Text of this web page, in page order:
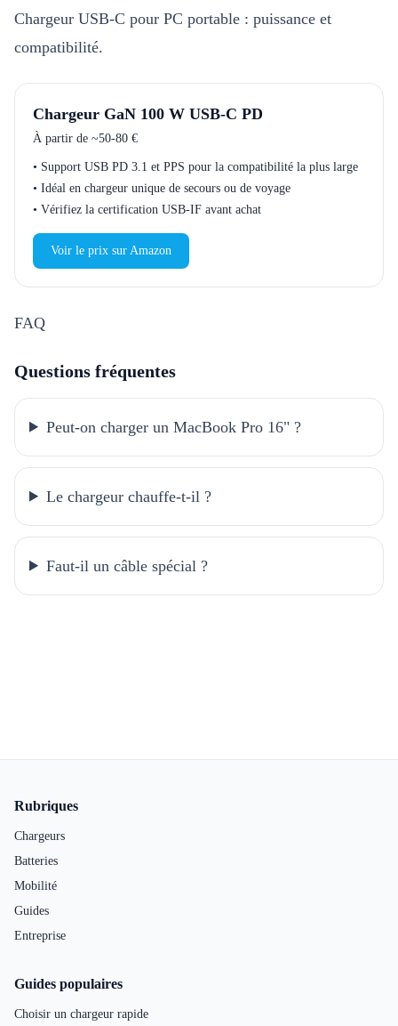
Chargeur USB-C pour PC portable : puissance et
compatibilité.
Chargeur GaN 100 W USB-C PD
À partir de ~50-80 €
• Support USB PD 3.1 et PPS pour la compatibilité la plus large
• Idéal en chargeur unique de secours ou de voyage
• Vérifiez la certification USB-IF avant achat
Voir le prix sur Amazon
FAQ
Questions fréquentes
Peut-on charger un MacBook Pro 16" ?
Le chargeur chauffe-t-il ?
Faut-il un câble spécial ?
Rubriques
Chargeurs
Batteries
Mobilité
Guides
Entreprise
Guides populaires
Choisir un chargeur rapide